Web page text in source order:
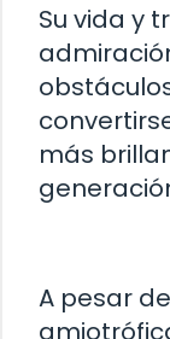
Su vida y
más
A pesar